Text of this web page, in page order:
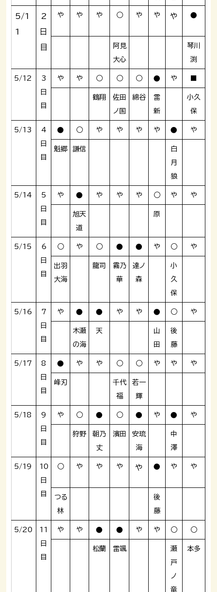
5/1
1
2
日
目
や や や ○ や や や ●
阿見
大心
琴川
渕
5/12
3
日
目
や や ○ ○ ○ ● や
鶴翔
佐田
ノ国
綿谷
雷
新
小久
保
5/13
4
日
目
● ○ や や や や ● や
魁郷 謙信
白
月
狼
5/14
5
日
目
や ● や や や ○ や や
旭天
道
原
5/15
6
日
目
○ や ○ ● ● や ○ や
出羽
大海
龍司
霧乃
華
達ノ
森
小
久
保
5/16
7
日
目
や ● ● や や ● ○ や
木瀬
の海
天
山
田
後
藤
5/17
8
日
目
● や や ○ ○ や や や
峰刃
千代
福
若一
輝
5/18
9
日
目
や ○ ● ○ ● や ● や
狩野
朝乃
丈
濱田
安琉
海
中
澤
5/19
10
日
目
○ や や や や ● や や
つる
林
後
藤
5/20
11
日
目
や や ● ● や や ○ ○
松蘭 雷颯
瀬
戸
ノ
竜
本多